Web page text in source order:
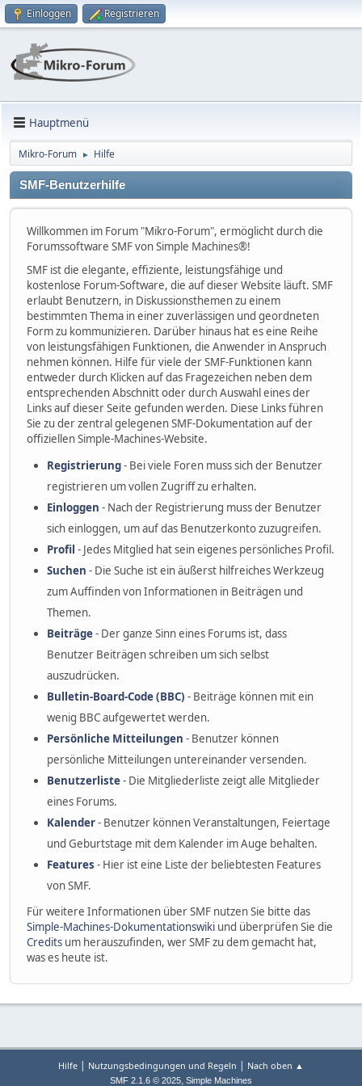
Einloggen Registrieren
Hauptmenü
Mikro-Forum ► Hilfe
SMF-Benutzerhilfe
Willkommen im Forum "Mikro-Forum", ermöglicht durch die
Forumssoftware SMF von Simple Machines®!
SMF ist die elegante, effiziente, leistungsfähige und
kostenlose Forum-Software, die auf dieser Website läuft. SMF
erlaubt Benutzern, in Diskussionsthemen zu einem
bestimmten Thema in einer zuverlässigen und geordneten
Form zu kommunizieren. Darüber hinaus hat es eine Reihe
von leistungsfähigen Funktionen, die Anwender in Anspruch
nehmen können. Hilfe für viele der SMF-Funktionen kann
entweder durch Klicken auf das Fragezeichen neben dem
entsprechenden Abschnitt oder durch Auswahl eines der
Links auf dieser Seite gefunden werden. Diese Links führen
Sie zu der zentral gelegenen SMF-Dokumentation auf der
offiziellen Simple-Machines-Website.
Registrierung- Bei viele Foren muss sich der Benutzer
registrieren um vollen Zugriff zu erhalten.
Einloggen - Nach der Registrierung muss der Benutzer
sich einloggen, um auf das Benutzerkonto zuzugreifen.
Profil - Jedes Mitglied hat sein eigenes persönliches Profil.
Suchen - Die Suche ist ein äußerst hilfreiches Werkzeug
zum Auffinden von Informationen in Beiträgen und
Themen.
Beiträge- Der ganze Sinn eines Forums ist, dass
Benutzer Beiträgen schreiben um sich selbst
auszudrücken.
Bulletin-Board-Code (BBC) - Beiträge können mit ein
wenig BBC aufgewertet werden.
Persönliche Mitteilungen - Benutzer können
persönliche Mitteilungen untereinander versenden.
Benutzerliste- Die Mitgliederliste zeigt alle Mitglieder
eines Forums.
Kalender- Benutzer können Veranstaltungen, Feiertage
und Geburtstage mit dem Kalender im Auge behalten.
Features - Hier ist eine Liste der beliebtesten Features
von SMF.
Für weitere Informationen über SMF nutzen Sie bitte das
Simple-Machines-Dokumentationswiki und überprüfen Sie die
Credits um herauszufinden, wer SMF zu dem gemacht hat,
was es heute ist.
Hilfe | Nutzungsbedingungen und Regeln | Nach oben ▲
SMF 2.1.6 © 2025, Simple Machines